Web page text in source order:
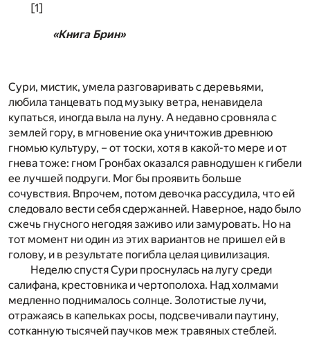
[1]
«Книга Брин»
Сури, мистик, умела разговаривать с деревьями,
любила танцевать под музыку ветра, ненавидела
купаться, иногда выла на луну. А недавно сровняла с
землей гору, в мгновение ока уничтожив древнюю
гномью культуру, – от тоски, хотя в какой-то мере и от
гнева тоже: гном Гронбах оказался равнодушен к гибели
ее лучшей подруги. Мог бы проявить больше
сочувствия. Впрочем, потом девочка рассудила, что ей
следовало вести себя сдержанней. Наверное, надо было
сжечь гнусного негодяя заживо или замуровать. Но на
тот момент ни один из этих вариантов не пришел ей в
голову, и в результате погибла целая цивилизация.
Неделю спустя Сури проснулась на лугу среди
салифана, крестовника и чертополоха. Над холмами
медленно поднималось солнце. Золотистые лучи,
отражаясь в капельках росы, подсвечивали паутину,
сотканную тысячей паучков меж травяных стеблей.